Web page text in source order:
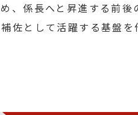
、係長へと昇進する前後
佐として活躍する基盤を